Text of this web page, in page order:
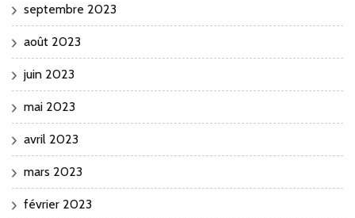
septembre 2023
août 2023
juin 2023
mai 2023
avril 2023
mars 2023
février 2023